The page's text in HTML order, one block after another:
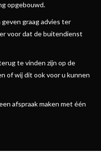
opgebouwd.
graag advies ter
voor dat de buitendienst
te vinden zijn op de
of wij dit ook voor u kunnen
afspraak maken met één